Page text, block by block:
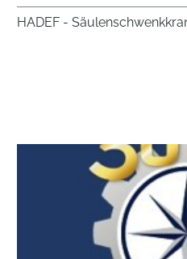
HADEF -